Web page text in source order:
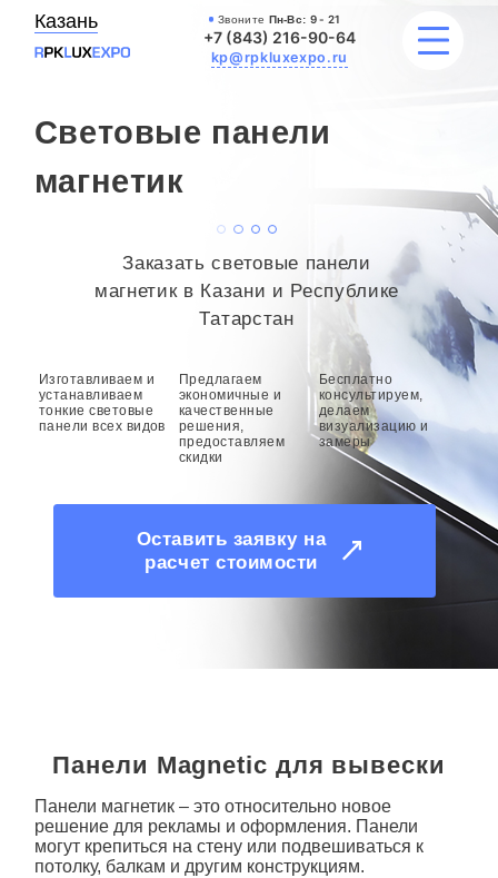
Казань Звоните Пн-Вс: 9 - 21
+7 (843) 216-90-64
kp@rpkluxexpo.ru
УСЛУГИ
О КОМПАНИИ
Световые панели
магнетик
Заказать световые панели
магнетик в Казани и Республике
Татарстан
Изготавливаем и
устанавливаем
тонкие световые
панели всех видов
Предлагаем
экономичные и
качественные
решения,
предоставляем
скидки
Бесплатно
консультируем,
делаем
визуализацию и
замеры
Оставить заявку на
расчет стоимости
Панели Magnetic для вывески
Панели магнетик– это относительно новое
решение для рекламы и оформления. Панели
могут крепиться на стену или подвешиваться к
потолку, балкам и другим конструкциям.